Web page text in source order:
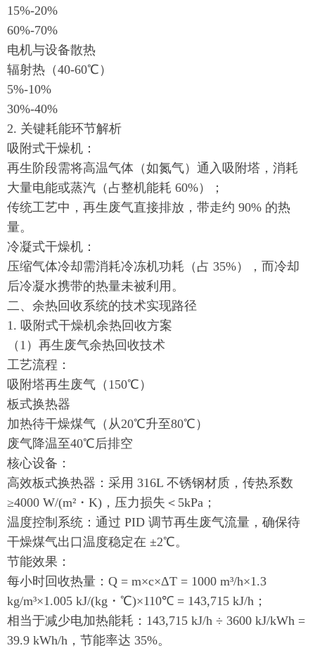
15%-20%
60%-70%
电机与设备散热
辐射热（40-60℃）
5%-10%
30%-40%
2. 关键耗能环节解析
吸附式干燥机：
再生阶段需将高温气体（如氮气）通入吸附塔，消耗
大量电能或蒸汽（占整机能耗 60%）；
传统工艺中，再生废气直接排放，带走约 90% 的热
量。
冷凝式干燥机：
压缩气体冷却需消耗冷冻机功耗（占 35%），而冷却
后冷凝水携带的热量未被利用。
二、余热回收系统的技术实现路径
1. 吸附式干燥机余热回收方案
（1）再生废气余热回收技术
工艺流程：
吸附塔再生废气（150℃）
板式换热器
加热待干燥煤气（从20℃升至80℃）
废气降温至40℃后排空
核心设备：
高效板式换热器：采用 316L 不锈钢材质，传热系数
≥4000 W/(m²・K)，压力损失＜5kPa；
温度控制系统：通过 PID 调节再生废气流量，确保待
干燥煤气出口温度稳定在 ±2℃。
节能效果：
每小时回收热量：Q = m×c×ΔT = 1000 m³/h×1.3
kg/m³×1.005 kJ/(kg・℃)×110℃ = 143,715 kJ/h；
相当于减少电加热能耗：143,715 kJ/h ÷ 3600 kJ/kWh =
39.9 kWh/h，节能率达 35%。